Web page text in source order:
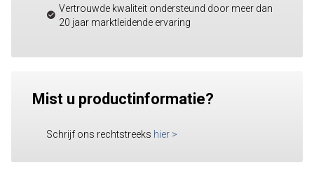
Vertrouwde kwaliteit ondersteund door meer dan
20 jaar marktleidende ervaring
Mist u productinformatie?
Schrijf ons rechtstreeks hier >